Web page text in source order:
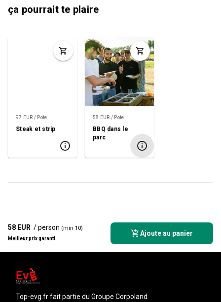
ça pourrait te plaire
97 EUR / Pote
Steak et strip
58 EUR / Pote
BBQ dans le
parc
58 EUR / person (min 10)
Meilleur prix garanti
Ajoute au panier
top-evg.frfait partie du Groupe Corpoland